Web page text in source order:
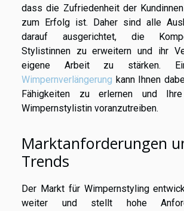
dass die Zufriedenheit der
zum Erfolg ist. Daher sind alle
darauf ausgerichtet, die
Stylistinnen zu erweitern und ihr
eigene Arbeit zu stärken.
Wimpernverlängerung kann Ihnen
Fähigkeiten zu erlernen und
Wimpernstylistin voranzutreiben.
Marktanforderungen
Trends
Der Markt für Wimpernstyling
weiter und stellt hohe